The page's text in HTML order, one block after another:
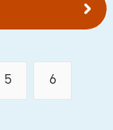
5 6